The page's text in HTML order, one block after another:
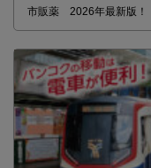
市販薬 2026年最新版！